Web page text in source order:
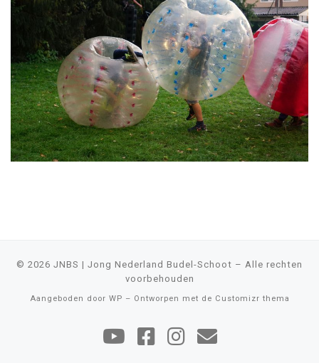
© 2026 JNBS | Jong Nederland Budel-Schoot – Alle rechten
voorbehouden
Aangeboden door WP – Ontworpen met de Customizr thema